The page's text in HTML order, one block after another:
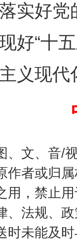
实好
好“十
义现
、文、音/
作者或归
用，禁止
、法规、
时未能及
今